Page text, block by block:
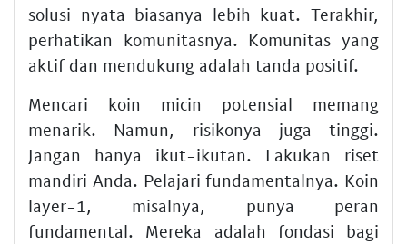
solusi nyata biasanya lebih kuat. Terakhir,
perhatikan komunitasnya. Komunitas yang
aktif dan mendukung adalah tanda positif.
Mencari koin micin potensial memang
menarik. Namun, risikonya juga tinggi.
Jangan hanya ikut-ikutan. Lakukan riset
mandiri Anda. Pelajari fundamentalnya. Koin
layer-1, misalnya, punya peran
fundamental. Mereka adalah fondasi bagi